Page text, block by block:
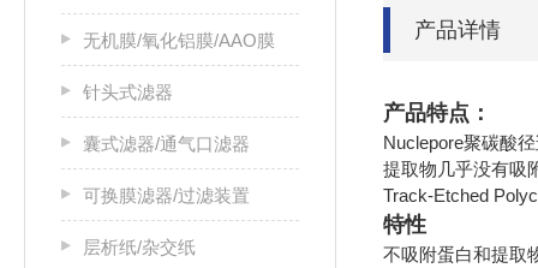
无机膜/氧化铝膜/AAO膜
针头式滤器
囊式滤器/通气口滤器
可换膜滤器/过滤装置
层析纸/杂交纸
产品详情
产品特点：
Nuclepore聚碳酸
提取物几乎没有吸
Track-Etched
特性
不吸附蛋白和提取